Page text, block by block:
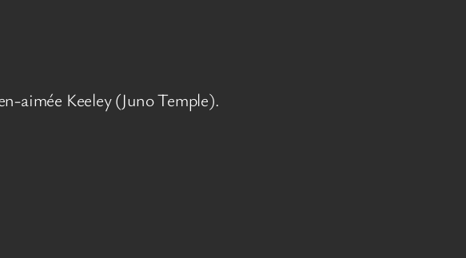
aimée Keeley (Juno Temple).